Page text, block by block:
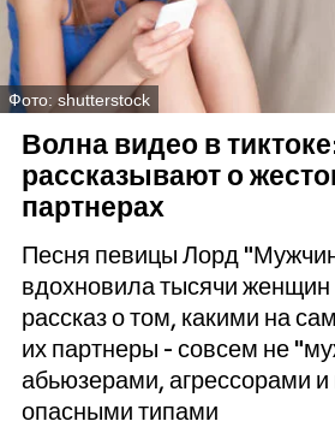
Фото: shutterstock
Волна видео в
рассказывают о
партнерах
Песня певицы Лорд
вдохновила тысячи женщин
рассказ о том, какими на
их партнеры - совсем не
абьюзерами, агрессорами и
опасными типами